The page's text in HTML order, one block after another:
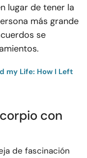
lugar de tener la
más grande
se
my Life: How I Left
con
de fascinación